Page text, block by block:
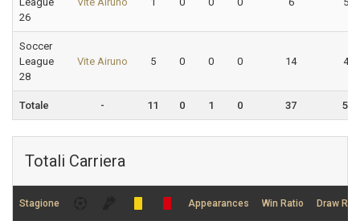
26
Soccer
League
28
Vite Airuno 5 0 0 0 14
Totale - 11 0 1 0 37
Totali Carriera
Stagione Appearances Win Ratio Draw